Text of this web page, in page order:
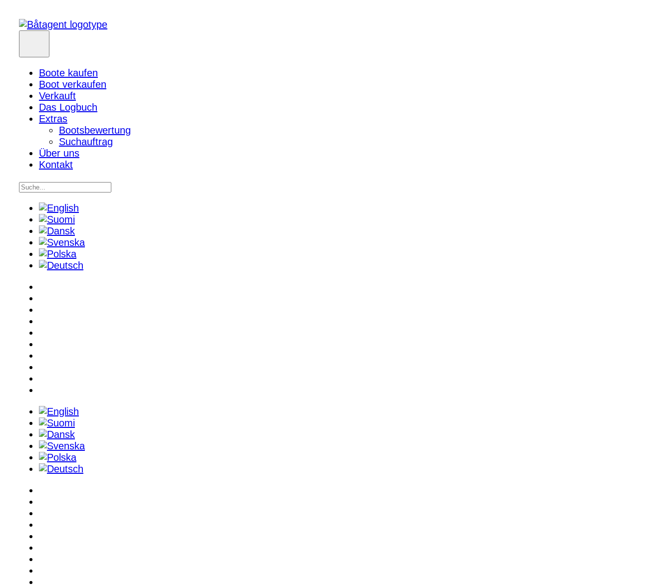
Boote kaufen
Boot verkaufen
Verkauft
Das Logbuch
Extras
Bootsbewertung
Suchauftrag
Über uns
Kontakt